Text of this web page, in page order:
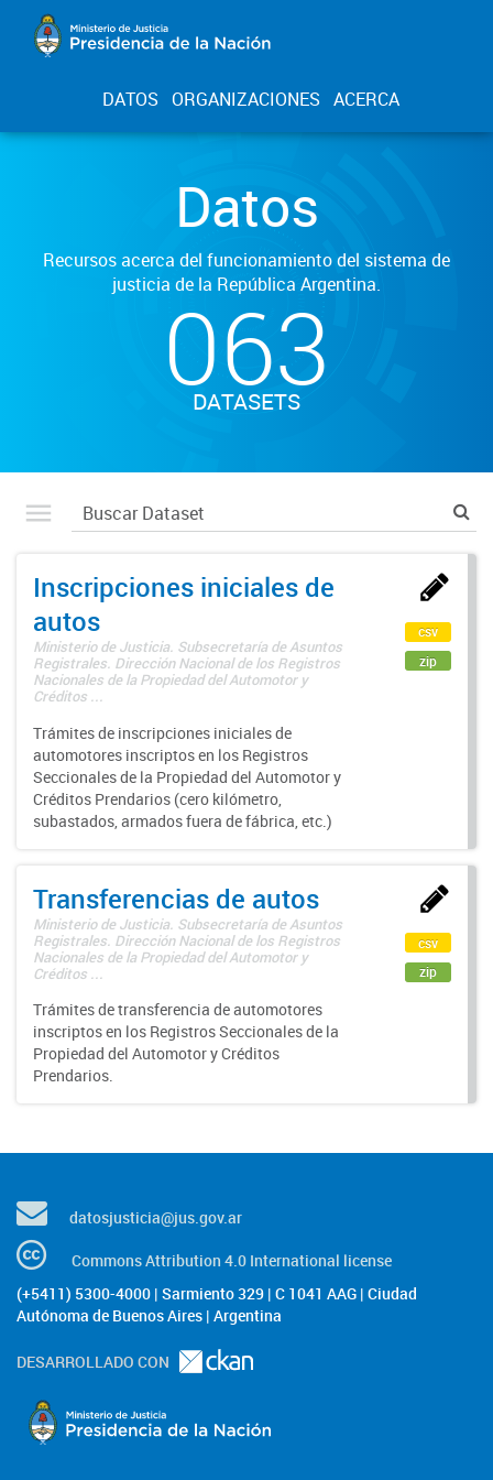
DATOS ORGANIZACIONES ACERCA
Datos
Recursos acerca del funcionamiento del sistema de
justicia de la República Argentina.
063
DATASETS
Inscripciones iniciales de
autos
Ministerio de Justicia. Subsecretaría de Asuntos
Registrales. Dirección Nacional de los Registros
Nacionales de la Propiedad del Automotor y
Créditos ...
Trámites de inscripciones iniciales de
automotores inscriptos en los Registros
Seccionales de la Propiedad del Automotor y
Créditos Prendarios (cero kilómetro,
subastados, armados fuera de fábrica, etc.)
csv
zip
Transferencias de autos
Ministerio de Justicia. Subsecretaría de Asuntos
Registrales. Dirección Nacional de los Registros
Nacionales de la Propiedad del Automotor y
Créditos ...
Trámites de transferencia de automotores
inscriptos en los Registros Seccionales de la
Propiedad del Automotor y Créditos
Prendarios.
csv
zip
datosjusticia@jus.gov.ar
Commons Attribution 4.0 International license
(+5411) 5300-4000 | Sarmiento 329 | C 1041 AAG | Ciudad
Autónoma de Buenos Aires | Argentina
DESARROLLADO CON